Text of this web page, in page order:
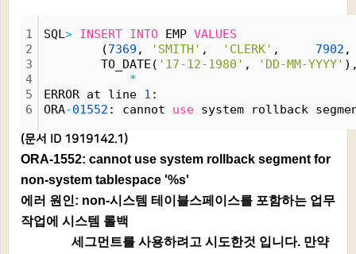
1
2
3
4
5
6
SQL> INSERT INTO EMP VALUES
(7369 , 'SMITH' , 'CLERK' , 7902 ,
TO_DATE( '17-12-1980' , 'DD-MM-YYYY'
*
ERROR at line 1 :
ORA-01552 : cannot use system rollback
(문서 ID 1919142.1)
ORA-1552: cannot use system rollback segment for
non-system tablespace '%s'
에러 원인: non-시스템 테이블스페이스를 포함하는 업무
작업에 시스템 롤백
세그먼트를 사용하려고 시도한것 입니다. 만약